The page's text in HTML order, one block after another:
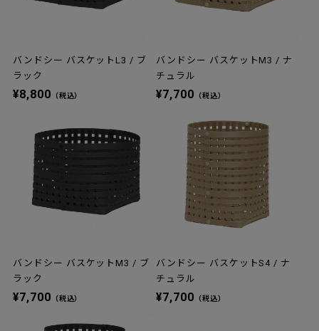
バンドシー バスケットL3 / ブ
ラック
¥8,800 （税込）
バンドシー バスケットM3 / ナ
チュラル
¥7,700 （税込）
バンドシー バスケットM3 / ブ
ラック
¥7,700 （税込）
バンドシー バスケットS4 / ナ
チュラル
¥7,700 （税込）